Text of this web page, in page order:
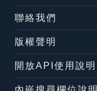
聯絡我們
版權聲明
開放API使用說明